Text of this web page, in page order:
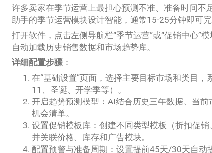
许多卖家在季节运营上最担心预测不准、准备时间不
助手的季节运营模块设计智能，通常15-25分钟即可完
打开软件，点击左侧导航栏“季节运营”或“促销中心”
自动加载历史销售数据和市场趋势库。
详细配置步骤 ：
在“基础设置”页面，选择主要目标市场和类目
11、圣诞、开学季等）。
开启趋势预测模型：AI结合历史三年数据、当
机会清单。
设置促销模板库：创建不同类型模板（折扣促
并关联价格、库存和广告模块。
配置预警与准备周期：设置提前45天/30天自动